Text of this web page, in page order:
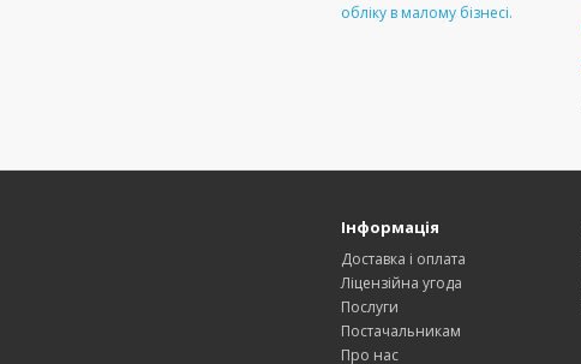
обліку в малому бізнесі.
Інформація
Доставка і оплата
Ліцензійна угода
Послуги
Постачальникам
Про нас